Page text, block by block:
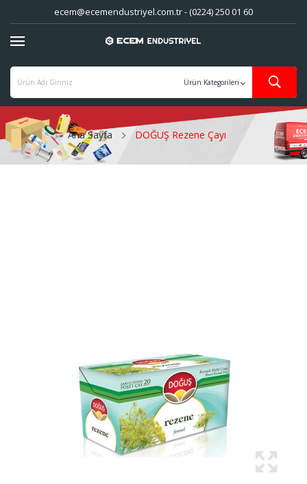
ecem@ecemendustriyel.com.tr - (0224) 250 01 60
Ana Sayfa DOĞUŞ Rezene Çayı